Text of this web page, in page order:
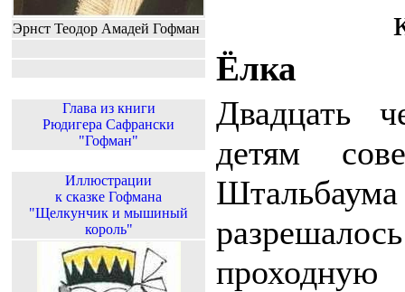
Эрнст Теодор Амадей Гофман
Глава из книги
Рюдигера Сафрански
"Гофман"
Иллюстрации
к сказке Гофмана
"Щелкунчик и мышиный
король"
Ёлка
Двадцать
детям